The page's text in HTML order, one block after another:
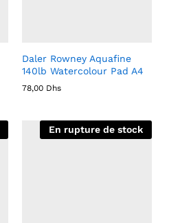
Daler Rowney Aquafine
140lb Watercolour Pad A4
78,00 Dhs
En rupture de stock